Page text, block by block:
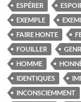
ESPÉRER
EXEMPLE
FAIRE HONTE
FOUILLER
HOMME
IDENTIQUES
INCONSCIEMMENT